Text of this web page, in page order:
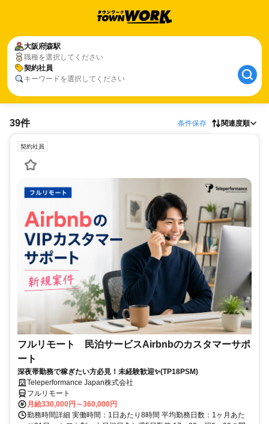
大阪府森駅
職種を選択してください
契約社員
キーワードを選択してください
39件 条件保存 関連度順
契約社員
フルリモート 民泊サービスAirbnbのカスタマーサポ
ート
深夜帯勤務で稼ぎたい方必見！未経験歓迎✨(TP18PSM)
Teleperformance Japan株式会社
フルリモート
月給330,000円～360,000円
勤務時間詳細 実働時間：1日あたり8時間 平均勤務日数：1ヶ月あた